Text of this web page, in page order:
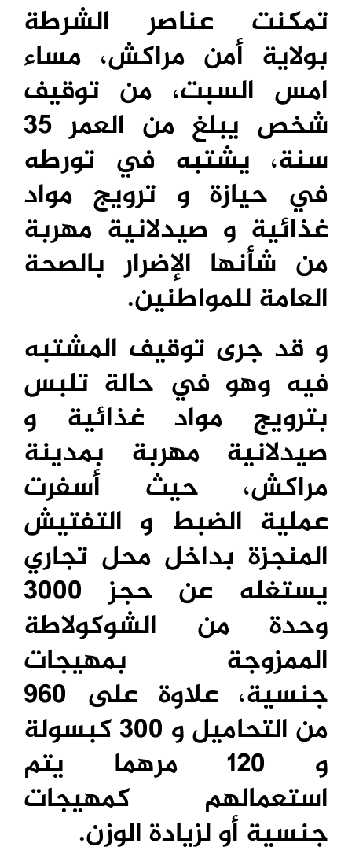
تمكنت عناصر الشرطة
بولاية أمن مراكش، مساء
امس السبت، من توقيف
شخص يبلغ من العمر 35
سنة، يشتبه في تورطه
في حيازة و ترويج مواد
غذائية و صيدلانية مهربة
من شأنها الإضرار بالصحة
العامة للمواطنين.
و قد جرى توقيف المشتبه
فيه وهو في حالة تلبس
بترويج مواد غذائية و
صيدلانية مهربة بمدينة
مراكش، حيث أسفرت
عملية الضبط و التفتيش
المنجزة بداخل محل تجاري
يستغله عن حجز 3000
وحدة من الشوكولاطة
الممزوجة بمهيجات
جنسية، علاوة على 960
من التحاميل و 300 كبسولة
و 120 مرهما يتم
استعمالهم كمهيجات
جنسية أو لزيادة الوزن.